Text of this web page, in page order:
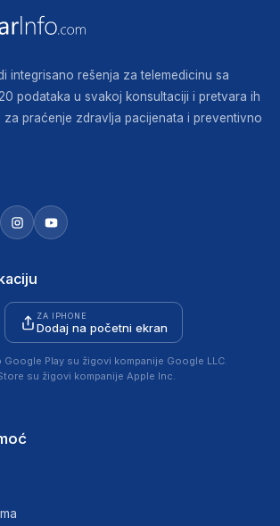
integrisano rešenja za telemedicinu sa
podataka u svakoj konsultaciji i pretvara ih
za praćenje zdravlja pacijenata i preventivno
ZA IPHONE
Dodaj na početni ekran
Play su žigovi kompanije Google LLC.
su žigovi kompanije Apple Inc.